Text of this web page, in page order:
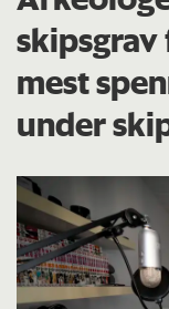
mest
under